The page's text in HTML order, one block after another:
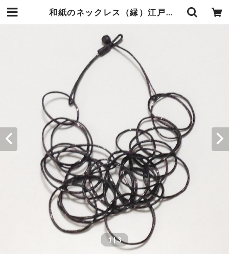
和紙のネックレス（縁）江戸紫※ケース付 | 暮らしの中の和紙のかたち
1| 3